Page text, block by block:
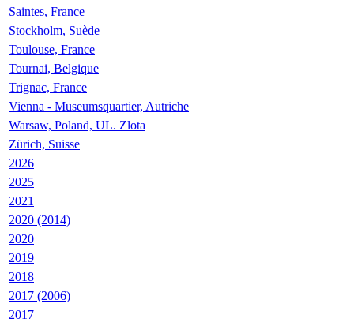
Saintes, France
Stockholm, Suède
Toulouse, France
Tournai, Belgique
Trignac, France
Vienna - Museumsquartier, Autriche
Warsaw, Poland, UL. Zlota
Zürich, Suisse
2026
2025
2021
2020 (2014)
2020
2019
2018
2017 (2006)
2017